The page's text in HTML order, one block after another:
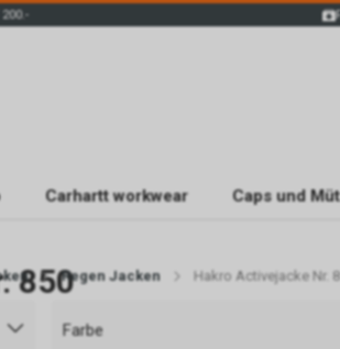
200.-
Carhartt workwear Caps und
Regen Jacken Hakro Activejacke Nr.
850
Farbe